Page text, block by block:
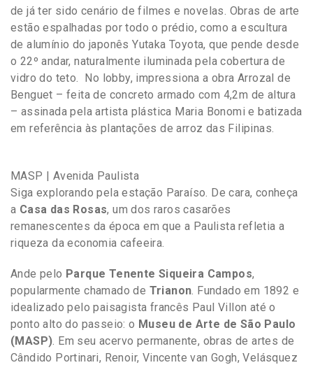
de já ter sido cenário de filmes e novelas. Obras de arte
estão espalhadas por todo o prédio, como a escultura
de alumínio do japonês Yutaka Toyota, que pende desde
o 22º andar, naturalmente iluminada pela cobertura de
vidro do teto. No lobby, impressiona a obra Arrozal de
Benguet – feita de concreto armado com 4,2m de altura
– assinada pela artista plástica Maria Bonomi e batizada
em referência às plantações de arroz das Filipinas.
MASP | Avenida Paulista
Siga explorando pela estação Paraíso. De cara, conheça
a Casa das Rosas, um dos raros casarões
remanescentes da época em que a Paulista refletia a
riqueza da economia cafeeira.
Ande pelo Parque Tenente Siqueira Campos,
popularmente chamado de Trianon . Fundado em 1892 e
idealizado pelo paisagista francês Paul Villon até o
ponto alto do passeio: o Museu de Arte de São Paulo
(MASP) . Em seu acervo permanente, obras de artes de
Cândido Portinari, Renoir, Vincente van Gogh, Velásquez